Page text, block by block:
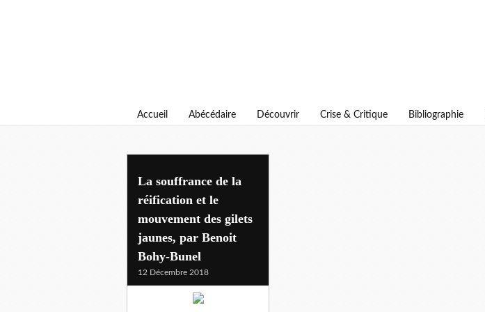
Accueil Abécédaire Découvrir Crise & Critique Bibliographie
La souffrance de la
réification et le
mouvement des gilets
jaunes, par Benoit
Bohy-Bunel
12 Décembre 2018